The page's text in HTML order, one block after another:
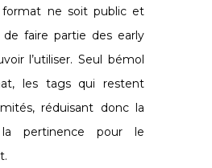
ne soit public et
de faire partie des early
l’utiliser. Seul bémol
les tags qui restent
réduisant donc la
pertinence pour le